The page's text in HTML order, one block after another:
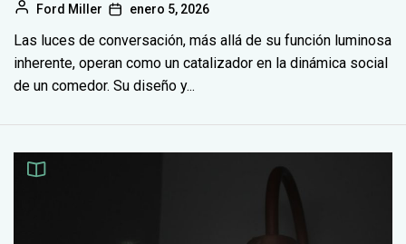
Ford Miller enero 5, 2026
Las luces de conversación, más allá de su función luminosa
inherente, operan como un catalizador en la dinámica social
de un comedor. Su diseño y...